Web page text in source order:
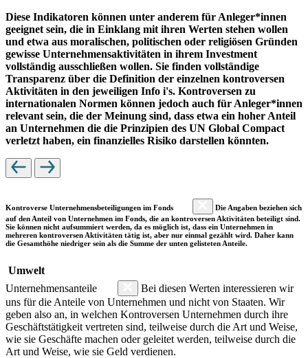
Diese Indikatoren können unter anderem für Anleger*innen
geeignet sein, die in Einklang mit ihren Werten stehen wollen
und etwa aus moralischen, politischen oder religiösen Gründen
gewisse Unternehmensaktivitäten in ihrem Investment
vollständig ausschließen wollen. Sie finden vollständige
Transparenz über die Definition der einzelnen kontroversen
Aktivitäten in den jeweiligen Info i's. Kontroversen zu
internationalen Normen können jedoch auch für Anleger*innen
relevant sein, die der Meinung sind, dass etwa ein hoher Anteil
an Unternehmen die die Prinzipien des UN Global Compact
verletzt haben, ein finanzielles Risiko darstellen könnten.
Kontroverse Unternehmensbeteiligungen im Fonds
Die Angaben beziehen sich
auf den Anteil von Unternehmen im Fonds, die an kontroversen Aktivitäten beteiligt sind.
Sie können nicht aufsummiert werden, da es möglich ist, dass ein Unternehmen in
mehreren kontroversen Aktivitäten tätig ist, aber nur einmal gezählt wird. Daher kann
die Gesamthöhe niedriger sein als die Summe der unten gelisteten Anteile.
Umwelt
Unternehmensanteile
Bei diesen Werten interessieren wir
uns für die Anteile von Unternehmen und nicht von Staaten. Wir
geben also an, in welchen Kontroversen Unternehmen durch ihre
Geschäftstätigkeit vertreten sind, teilweise durch die Art und Weise,
wie sie Geschäfte machen oder geleitet werden, teilweise durch die
Art und Weise, wie sie Geld verdienen.